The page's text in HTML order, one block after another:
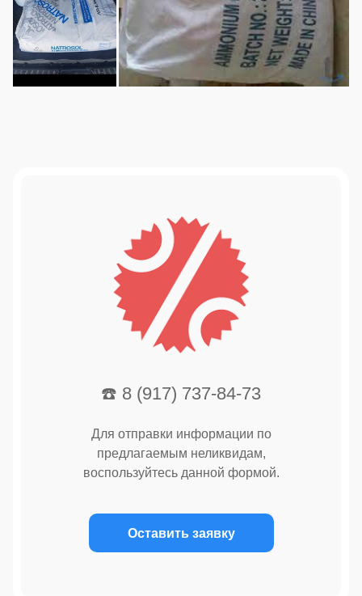
☎️ 8 (917) 737-84-73
Для отправки информации по
предлагаемым неликвидам,
воспользуйтесь данной формой.
Оставить заявку